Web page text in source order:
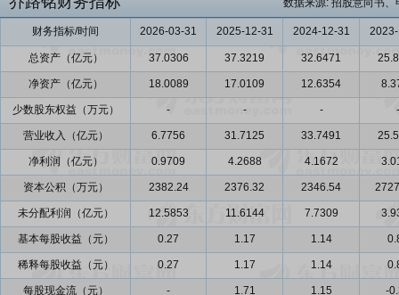
数据来源: 招股意向书、
财务指标/时间 2026-03-31 2025-12-31 2024-12-31
总资产（亿元） 37.0306 37.3219 32.6471
净资产（亿元） 18.0089 17.0109 12.6354
少数股东权益（万元） - - - -
营业收入（亿元） 6.7756 31.7125 33.7491
净利润（亿元） 0.9709 4.2688 4.1672
资本公积（万元） 2382.24 2376.32 2346.54
未分配利润（亿元） 12.5853 11.6144 7.7309
基本每股收益（元） 0.27 1.17 1.14
稀释每股收益（元） 0.27 1.17 1.14
每股现金流（元） - 1.71 1.15 -